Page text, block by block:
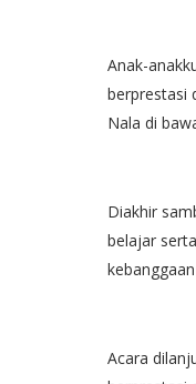
Anak-
berprestasi
Nala di
Diakhir
belajar
Acara